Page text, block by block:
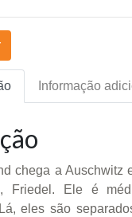
Informação
chega a Auschwitz
Friedel. Ele é
eles são